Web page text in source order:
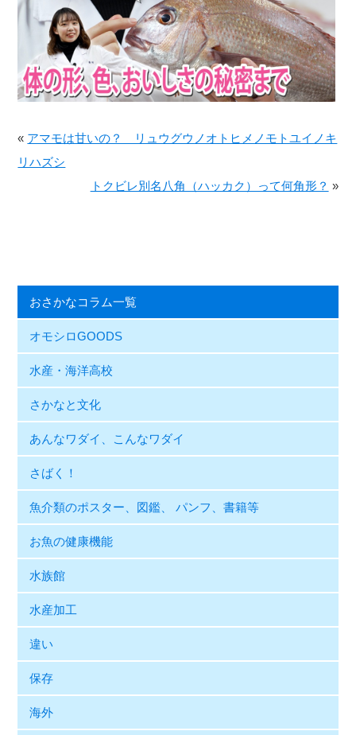
« アマモは甘いの？ リュウグウノオトヒメノモトユイノキ
リハズシ
トクビレ別名八角（ハッカク）って何角形？ »
おさかなコラム一覧
オモシロGOODS
水産・海洋高校
さかなと文化
あんなワダイ、こんなワダイ
さばく！
魚介類のポスター、図鑑、 パンフ、書籍等
お魚の健康機能
水族館
水産加工
違い
保存
海外